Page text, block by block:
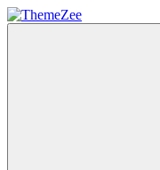
Zum
Inhalt
ThemeZee